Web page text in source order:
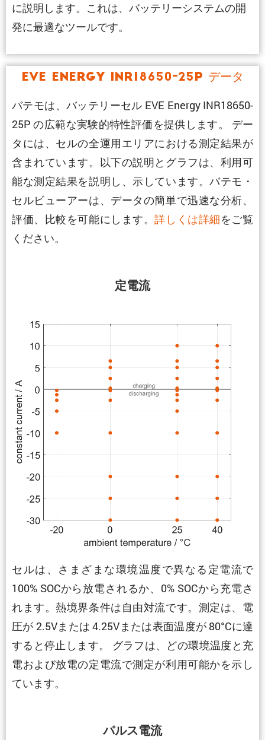
に説明します。これは、バッテリーシステムの開
発に最適なツールです。
EVE Energy INR18650-25P データ
バテモは、バッテリーセル EVE Energy INR18650-
25P の広範な実験的特性評価を提供します。 デー
タには、セルの全運用エリアにおける測定結果が
含まれています。以下の説明とグラフは、利用可
能な測定結果を説明し、示しています。バテモ・
セルビューアーは、データの簡単で迅速な分析、
評価、比較を可能にします。詳しくは詳細をご覧
ください。
定電流
セルは、さまざまな環境温度で異なる定電流で
100% SOCから放電されるか、0% SOCから充電さ
れます。熱境界条件は自由対流です。測定は、電
圧が 2.5Vまたは 4.25Vまたは表面温度が 80°Cに達
すると停止します。 グラフは、どの環境温度と充
電および放電の定電流で測定が利用可能かを示し
ています。
パルス電流